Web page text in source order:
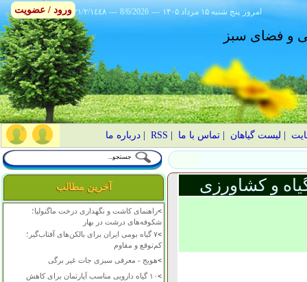
٢١/٢/١٤٤٨ --- 8/6/2026 --- ۱۴۰۵ پنج شنبه ۱۵ مرداد امروز
و فضای سبز
لیست گیاهان |تماس با ما RSS
|درباره ما
آخرین مطالب
>راهنمای کاشت و نگهداری درخت ماگنولیا؛
شکوفه‌های درشت در بهار
>
۷ گیاه بومی ایران برای بالکن‌های آفتاب‌گیر؛
کم‌توقع و مقاوم
>هویج - معرفی سبزی جات غیر برگی
>
۱۰ گیاه دارویی مناسب آپارتمان برای کاهش
و کشاورزی
ورود / عضویت